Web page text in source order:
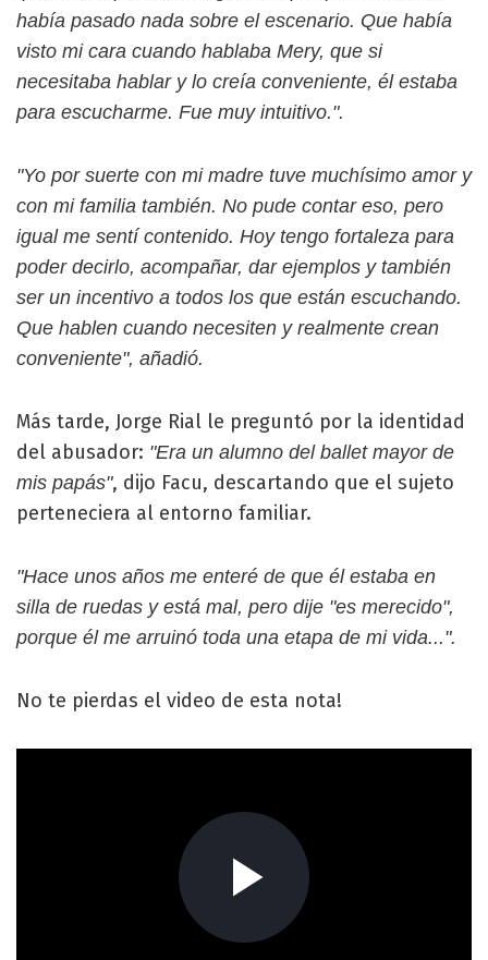
había pasado nada sobre el escenario. Que había
visto mi cara cuando hablaba Mery, que si
necesitaba hablar y lo creía conveniente, él estaba
para escucharme. Fue muy intuitivo.".
"Yo por suerte con mi madre tuve muchísimo amor y
con mi familia también. No pude contar eso, pero
igual me sentí contenido. Hoy tengo fortaleza para
poder decirlo, acompañar, dar ejemplos y también
ser un incentivo a todos los que están escuchando.
Que hablen cuando necesiten y realmente crean
conveniente", añadió.
Más tarde, Jorge Rial le preguntó por la identidad
del abusador: "Era un alumno del ballet mayor de
mis papás", dijo Facu, descartando que el sujeto
perteneciera al entorno familiar.
"Hace unos años me enteré de que él estaba en
silla de ruedas y está mal, pero dije "es merecido",
porque él me arruinó toda una etapa de mi vida...".
No te pierdas el video de esta nota!